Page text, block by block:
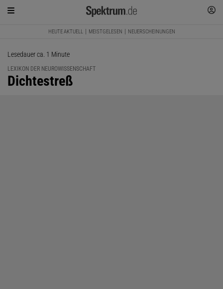
HEUTE AKTUELL MEISTGELESEN NEUERSCHEINUNGEN
Lesedauer ca. 1 Minute
LEXIKON DER NEUROWISSENSCHAFT
:
Dichtestreß